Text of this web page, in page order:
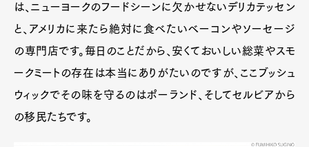
は、ニューヨークのフードシーンに欠かせないデリカテッセン
と、アメリカに来たら絶対に食べたいベーコンやソーセージ
の専門店です。毎日のことだから、安くておいしい総菜やスモ
ークミートの存在は本当にありがたいのですが、ここブッシュ
ウィックでその味を守るのはポーランド、そしてセルビアから
の移民たちです。